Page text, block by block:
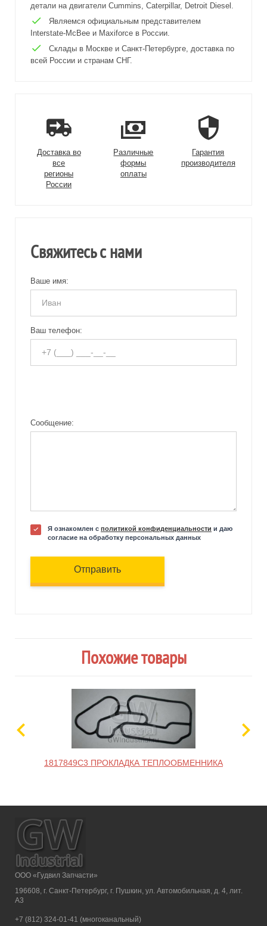
детали на двигатели Cummins, Caterpillar, Detroit Diesel.
Являемся официальным представителем
Interstate-McBee и Maxiforce в России.
Склады в Москве и Санкт-Петербурге, доставка по
всей России и странам СНГ.
Доставка во
все
регионы
России
Различные
формы
оплаты
Гарантия
производителя
Свяжитесь с нами
Ваше имя:
Ваш телефон:
Сообщение:
Я ознакомлен с политикой конфиденциальности и даю
согласие на обработку персональных данных
Отправить
Похожие товары
1817849C3 ПРОКЛАДКА ТЕПЛООБМЕННИКА
ООО «Гудвил Запчасти»
196608, г. Санкт-Петербург, г. Пушкин, ул. Автомобильная, д. 4, лит.
А3
+7 (812) 324-01-41 (многоканальный)